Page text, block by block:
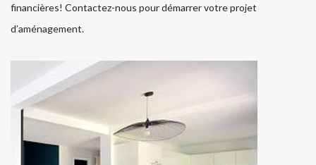
financières! Contactez-nous pour démarrer votre projet
d’aménagement.